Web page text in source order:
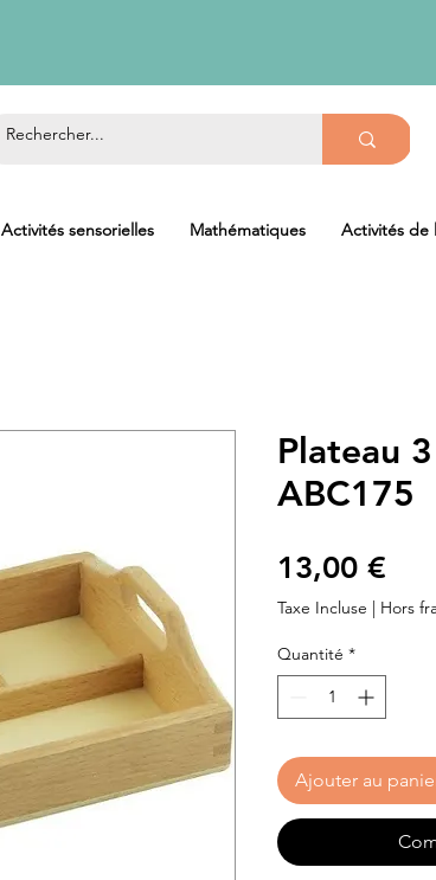
Activités sensorielles Mathématiques Activités de
Plateau
ABC175
13,00 €
Taxe Incluse | Hors
Quantité *
Ajouter au